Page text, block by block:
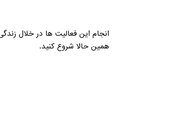
انجام این فعالیت ها در خلال
همین حالا شروع کنید.